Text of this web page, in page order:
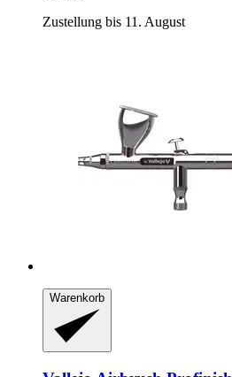
Zustellung bis 11. August
Warenkorb